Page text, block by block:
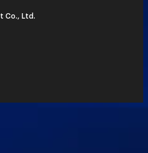
Co., Ltd.